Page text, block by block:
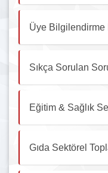
Üye Bilgilendirme
Sıkça Sorulan
Eğitim & Sağlık
Gıda Sektörel